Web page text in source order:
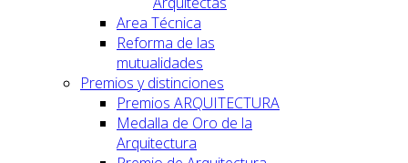
Area Técnica
Reforma de las
mutualidades
Premios y distinciones
Premios ARQUITECTURA
Medalla de Oro de la
Arquitectura